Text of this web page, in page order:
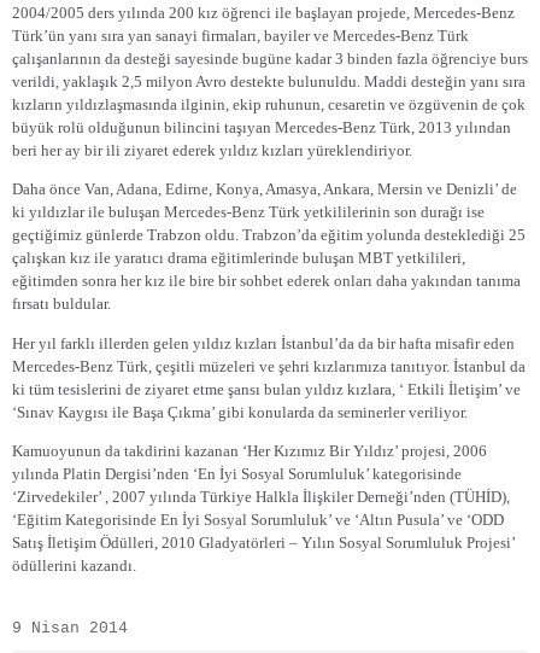
2004/2005 ders yılında 200 kız öğrenci ile başlayan projede, Mercedes-Benz
Türk’ün yanı sıra yan sanayi firmaları, bayiler ve Mercedes-Benz Türk
çalışanlarının da desteği sayesinde bugüne kadar 3 binden fazla öğrenciye burs
verildi, yaklaşık 2,5 milyon Avro destekte bulunuldu. Maddi desteğin yanı sıra
kızların yıldızlaşmasında ilginin, ekip ruhunun, cesaretin ve özgüvenin de çok
büyük rolü olduğunun bilincini taşıyan Mercedes-Benz Türk, 2013 yılından
beri her ay bir ili ziyaret ederek yıldız kızları yüreklendiriyor.
Daha önce Van, Adana, Edirne, Konya, Amasya, Ankara, Mersin ve Denizli’ de
ki yıldızlar ile buluşan Mercedes-Benz Türk yetkililerinin son durağı ise
geçtiğimiz günlerde Trabzon oldu. Trabzon’da eğitim yolunda desteklediği 25
çalışkan kız ile yaratıcı drama eğitimlerinde buluşan MBT yetkilileri,
eğitimden sonra her kız ile bire bir sohbet ederek onları daha yakından tanıma
fırsatı buldular.
Her yıl farklı illerden gelen yıldız kızları İstanbul’da da bir hafta misafir eden
Mercedes-Benz Türk, çeşitli müzeleri ve şehri kızlarımıza tanıtıyor. İstanbul da
ki tüm tesislerini de ziyaret etme şansı bulan yıldız kızlara, ‘ Etkili İletişim’ ve
‘Sınav Kaygısı ile Başa Çıkma’ gibi konularda da seminerler veriliyor.
Kamuoyunun da takdirini kazanan ‘Her Kızımız Bir Yıldız’ projesi, 2006
yılında Platin Dergisi’nden ‘En İyi Sosyal Sorumluluk’ kategorisinde
‘Zirvedekiler’ , 2007 yılında Türkiye Halkla İlişkiler Derneği’nden (TÜHİD),
‘Eğitim Kategorisinde En İyi Sosyal Sorumluluk’ ve ‘Altın Pusula’ ve ‘ODD
Satış İletişim Ödülleri, 2010 Gladyatörleri – Yılın Sosyal Sorumluluk Projesi’
ödüllerini kazandı.
9 Nisan 2014